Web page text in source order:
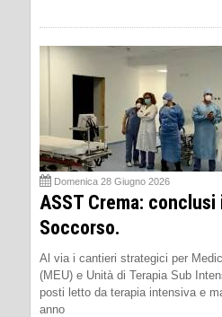
Domenica 28 Giugno 2026
ASST Crema:
Soccorso.
Al via i cantieri strategici per
(MEU) e Unità di Terapia Sub
posti letto da terapia intensiva e
anno